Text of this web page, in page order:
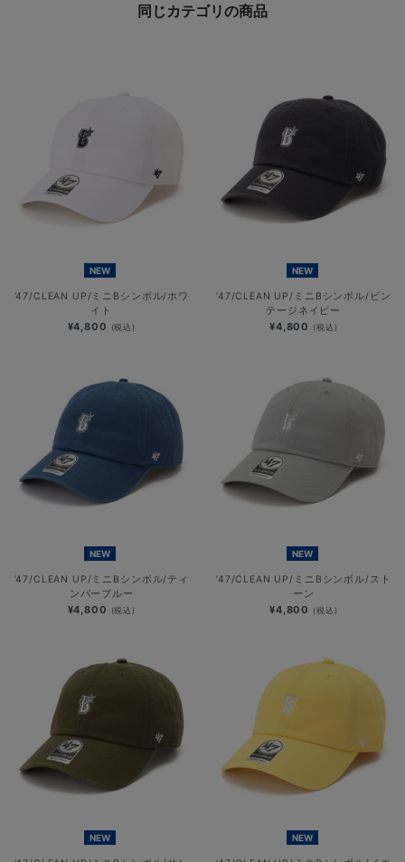
同じカテゴリの商品
NEW
’47/CLEAN UP/ミニBシンボル/ホワ
イト
¥4,800 (税込)
NEW
’47/CLEAN UP/ミニBシンボル/ビン
テージネイビー
¥4,800 (税込)
NEW
’47/CLEAN UP/ミニBシンボル/ティ
ンバーブルー
¥4,800 (税込)
NEW
’47/CLEAN UP/ミニBシンボル/スト
ーン
¥4,800 (税込)
NEW NEW